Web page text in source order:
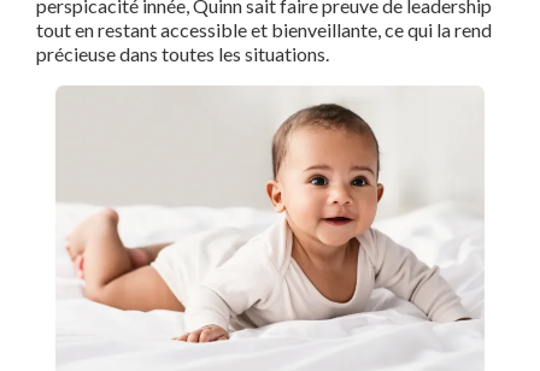
perspicacité innée, Quinn sait faire preuve de leadership
tout en restant accessible et bienveillante, ce qui la rend
précieuse dans toutes les situations.